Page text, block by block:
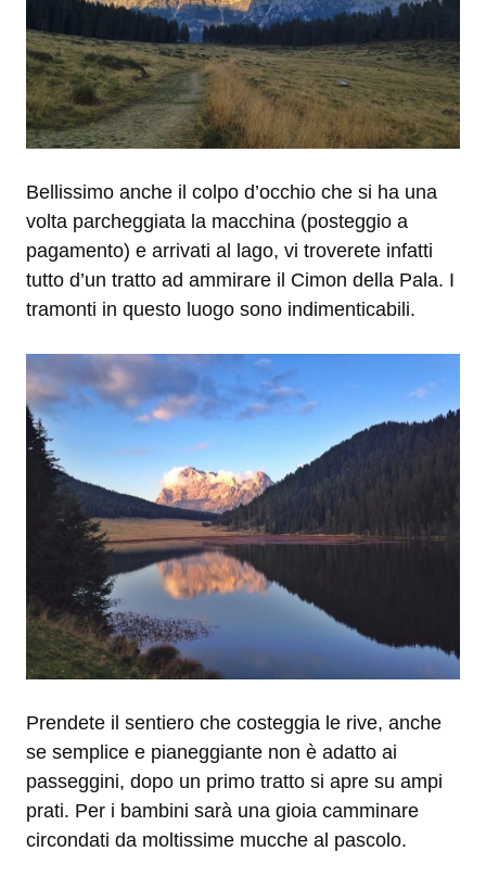
Bellissimo anche il colpo d’occhio che si ha una
volta parcheggiata la macchina (posteggio a
pagamento) e arrivati al lago, vi troverete infatti
tutto d’un tratto ad ammirare il Cimon della Pala. I
tramonti in questo luogo sono indimenticabili.
Prendete il sentiero che costeggia le rive, anche
se semplice e pianeggiante non è adatto ai
passeggini, dopo un primo tratto si apre su ampi
prati. Per i bambini sarà una gioia camminare
circondati da moltissime mucche al pascolo.